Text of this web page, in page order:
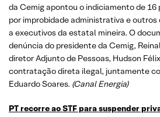
da Cemig apontou o indiciamento de 16
por improbidade administrativa e outros
a executivos da estatal mineira. O
denúncia do presidente da Cemig,
diretor Adjunto de Pessoas, Hudson
contratação direta ilegal, juntamente
Eduardo Soares. (Canal Energia)
PT recorre ao STF para suspender